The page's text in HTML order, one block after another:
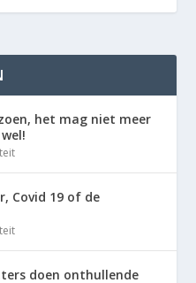
het mag niet meer
Covid 19 of de
doen onthullende